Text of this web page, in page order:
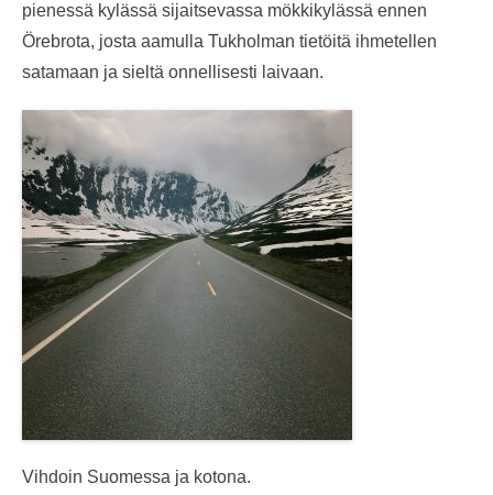
pienessä kylässä sijaitsevassa mökkikylässä ennen
Örebrota, josta aamulla Tukholman tietöitä ihmetellen
satamaan ja sieltä onnellisesti laivaan.
Vihdoin Suomessa ja kotona.